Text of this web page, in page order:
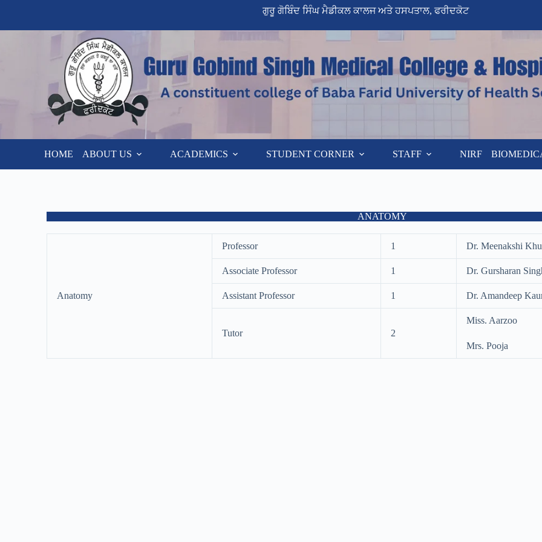
ਗੁਰੂ ਗੋਬਿੰਦ ਸਿੰਘ ਮੈਡੀਕਲ ਕਾਲਜ ਅਤੇ ਹਸਪਤਾਲ, ਫਰੀਦਕੋਟ
HOME ABOUT US ACADEMICS STUDENT CORNER STAFF NIRF
ANATOMY
Anatomy
Professor 1 Dr. Meenakshi
Associate Professor 1 Dr. Gursharan
Assistant Professor 1 Dr. Amandeep
Tutor 2
Miss. Aarzoo
Mrs. Pooja